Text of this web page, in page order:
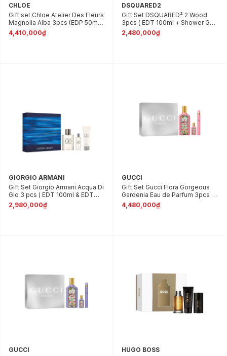
CHLOE
Gift set Chloe Atelier Des Fleurs
Magnolia Alba 3pcs (EDP 50ml
& Cedrus EDP 10ml & Narcissus
Poeticus EDP 10ml)
4,410,000₫
DSQUARED2
Gift Set DSQUARED² 2 Wood
3pcs ( EDT 100ml + Shower Gel
100ml + Card Holder )
2,480,000₫
GIORGIO ARMANI
Gift Set Giorgio Armani Acqua Di
Gio 3 pcs ( EDT 100ml & EDT
15ml & Sữa tắm 75ml )
2,980,000₫
GUCCI
Gift Set Gucci Flora Gorgeous
Gardenia Eau de Parfum 3pcs (
EDP 100ml & EDP 5ml & EDP
10ml )
4,480,000₫
GUCCI
HUGO BOSS